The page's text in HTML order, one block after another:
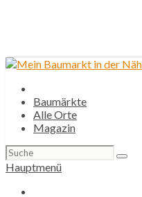
Baumärkte
Alle Orte
Magazin
Suchen
nach:
Hauptmenü